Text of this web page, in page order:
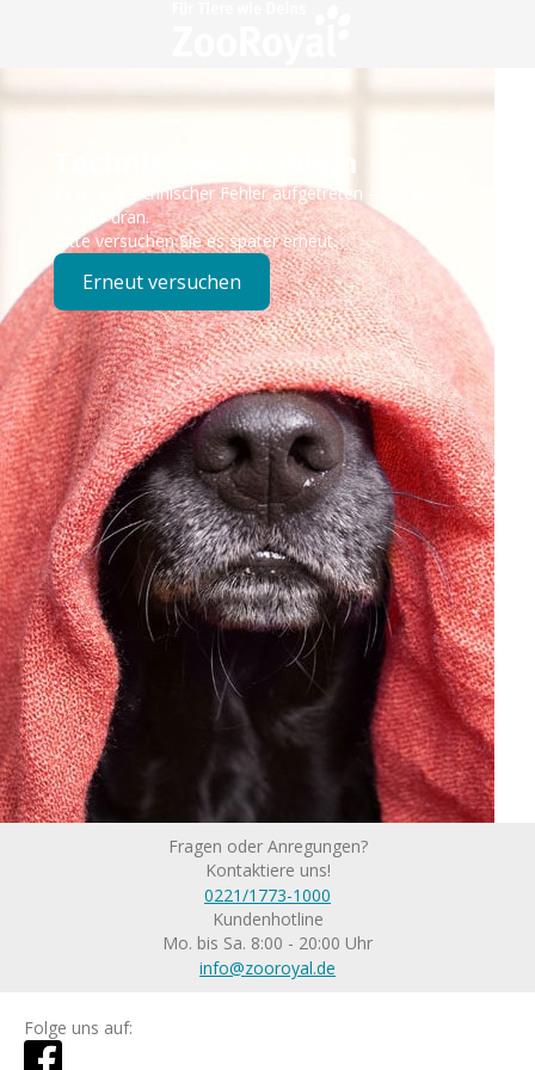
Technisches Problem
Es ist ein technischer Fehler aufgetreten – wir sind
bereits dran.
Bitte versuchen Sie es später erneut.
Erneut versuchen
Fragen oder Anregungen?
Kontaktiere uns!
0221/1773-1000
Kundenhotline
Mo. bis Sa. 8:00 - 20:00 Uhr
info@zooroyal.de
Folge uns auf: